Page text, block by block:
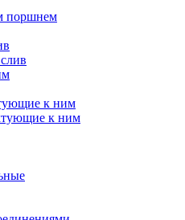
поршнем
к ним
к ним